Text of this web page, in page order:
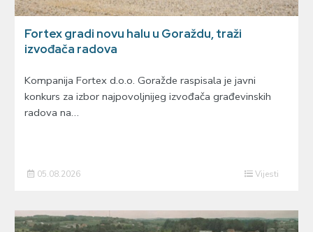
Fortex gradi novu halu u Goraždu, traži
izvođača radova
Kompanija Fortex d.o.o. Goražde raspisala je javni
konkurs za izbor najpovoljnijeg izvođača građevinskih
radova na…
05.08.2026 Vijesti